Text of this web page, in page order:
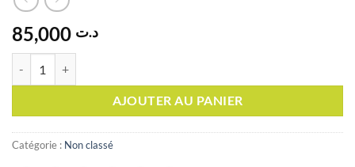
د.ت
AJOUTER AU PANIER
Catégorie : Non classé